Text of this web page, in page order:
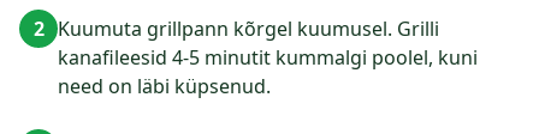
2 Kuumuta grillpann kõrgel kuumusel. Grilli
kanafileesid 4-5 minutit kummalgi poolel, kuni
need on läbi küpsenud.